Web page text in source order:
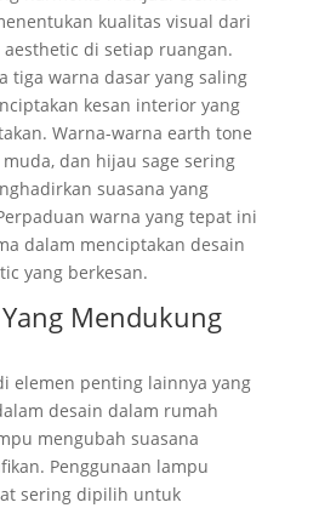
kualitas visual dari
di setiap ruangan.
tiga warna dasar yang saling
kesan interior yang
Warna-warna earth tone
dan hijau sage sering
suasana yang
warna yang tepat ini
dalam menciptakan desain
yang berkesan.
Mendukung
elemen penting lainnya yang
desain dalam rumah
mengubah suasana
Penggunaan lampu
sering dipilih untuk